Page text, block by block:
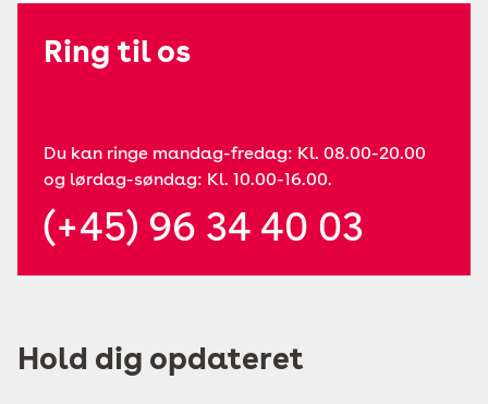
Ring til os
Du kan ringe mandag-fredag: Kl. 08.00-20.00
og lørdag-søndag: Kl. 10.00-16.00.
(+45) 96 34 40 03
Hold dig opdateret